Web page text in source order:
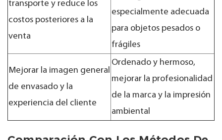
transporte y reduce los
costos posteriores a la
venta
especialmente adecuada
para objetos pesados o
frágiles
Mejorar la imagen general
de envasado y la
experiencia del cliente
Ordenado y hermoso,
mejorar la profesionalidad
de la marca y la impresión
ambiental